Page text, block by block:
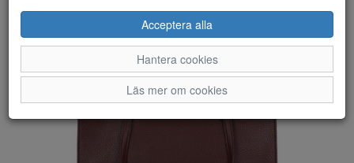
Acceptera alla
Hantera cookies
Läs mer om cookies